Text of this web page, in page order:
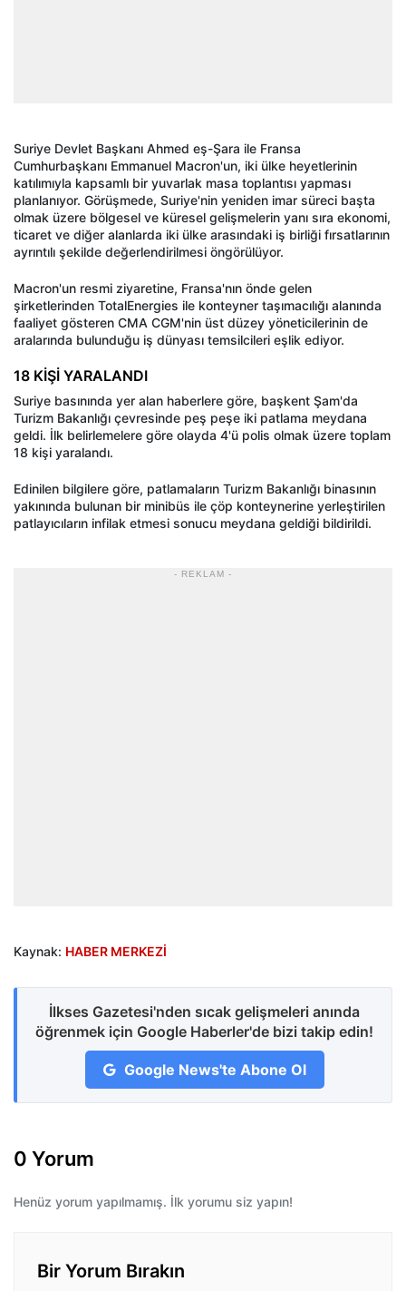
Suriye Devlet Başkanı Ahmed eş-Şara ile Fransa
Cumhurbaşkanı Emmanuel Macron'un, iki ülke heyetlerinin
katılımıyla kapsamlı bir yuvarlak masa toplantısı yapması
planlanıyor. Görüşmede, Suriye'nin yeniden imar süreci başta
olmak üzere bölgesel ve küresel gelişmelerin yanı sıra ekonomi,
ticaret ve diğer alanlarda iki ülke arasındaki iş birliği fırsatlarının
ayrıntılı şekilde değerlendirilmesi öngörülüyor.
Macron'un resmi ziyaretine, Fransa'nın önde gelen
şirketlerinden TotalEnergies ile konteyner taşımacılığı alanında
faaliyet gösteren CMA CGM'nin üst düzey yöneticilerinin de
aralarında bulunduğu iş dünyası temsilcileri eşlik ediyor.
18 KİŞİ YARALANDI
Suriye basınında yer alan haberlere göre, başkent Şam'da
Turizm Bakanlığı çevresinde peş peşe iki patlama meydana
geldi. İlk belirlemelere göre olayda 4'ü polis olmak üzere toplam
18 kişi yaralandı.
Edinilen bilgilere göre, patlamaların Turizm Bakanlığı binasının
yakınında bulunan bir minibüs ile çöp konteynerine yerleştirilen
patlayıcıların infilak etmesi sonucu meydana geldiği bildirildi.
- REKLAM -
Kaynak: HABER MERKEZİ
İlkses Gazetesi'nden sıcak gelişmeleri anında
öğrenmek için Google Haberler'de bizi takip edin!
Google News'te Abone Ol
0 Yorum
Henüz yorum yapılmamış. İlk yorumu siz yapın!
Bir Yorum Bırakın